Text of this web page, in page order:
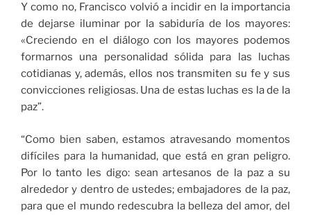
Y como no, Francisco volvió a incidir en la importancia
de dejarse iluminar por la sabiduría de los mayores:
«Creciendo en el diálogo con los mayores podemos
formarnos una personalidad sólida para las luchas
cotidianas y, además, ellos nos transmiten su fe y sus
convicciones religiosas. Una de estas luchas es la de la
paz”.
“Como bien saben, estamos atravesando momentos
difíciles para la humanidad, que está en gran peligro.
Por lo tanto les digo: sean artesanos de la paz a su
alrededor y dentro de ustedes; embajadores de la paz,
para que el mundo redescubra la belleza del amor, del